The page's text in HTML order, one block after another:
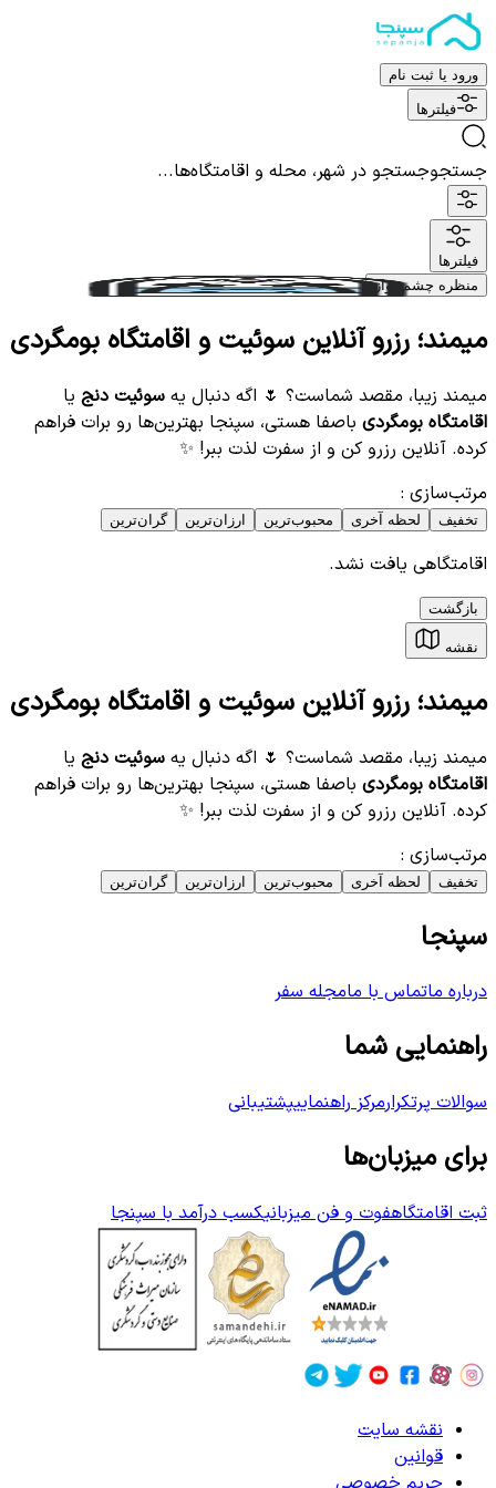
ورود یا ثبت نام
فیلترها
جستجوجستجو در شهر، محله و اقامتگاه‌ها...
فیلترها
منظره چشم نواز
میمند؛ رزرو آنلاین سوئیت و اقامتگاه بومگردی
میمند زیبا، مقصد شماست؟ 🌷 اگه دنبال یه سوئیت دنج یا
اقامتگاه بومگردی باصفا هستی، سپنجا بهترین‌ها رو برات فراهم
کرده. آنلاین رزرو کن و از سفرت لذت ببر! ✨
مرتب‌سازی :
تخفیف لحظه آخری محبوب‌ترین ارزان‌ترین گران‌ترین
اقامتگاهی یافت نشد.
بازگشت
نقشه
میمند؛ رزرو آنلاین سوئیت و اقامتگاه بومگردی
میمند زیبا، مقصد شماست؟ 🌷 اگه دنبال یه سوئیت دنج یا
اقامتگاه بومگردی باصفا هستی، سپنجا بهترین‌ها رو برات فراهم
کرده. آنلاین رزرو کن و از سفرت لذت ببر! ✨
مرتب‌سازی :
تخفیف لحظه آخری محبوب‌ترین ارزان‌ترین گران‌ترین
سپنجا
درباره ماتماس با مامجله سفر
راهنمایی شما
سوالات پرتکرارمرکز راهنماییپشتیبانی
برای میزبان‌ها
ثبت اقامتگاهفوت و فن میزبانیکسب درآمد با سپنجا
نقشه سایت
قوانین